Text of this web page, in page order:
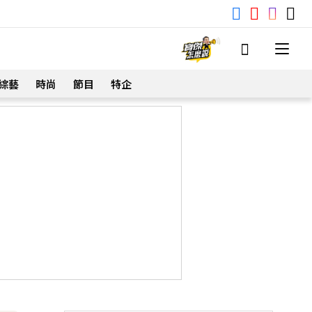
藝 時尚 節目 特企